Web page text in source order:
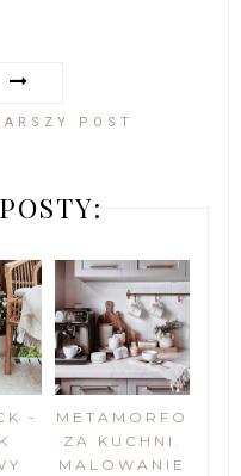
POST
-
METAMORFO
ZA KUCHNI.
MALOWANIE